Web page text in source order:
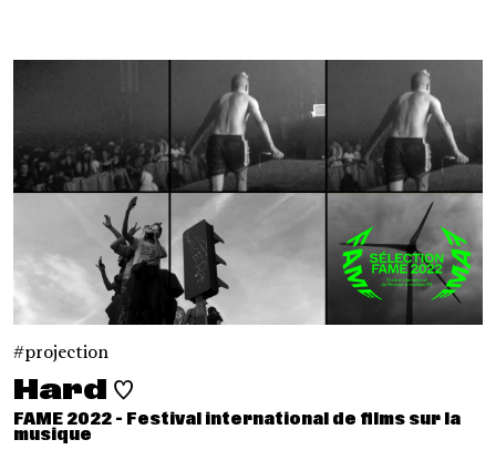
projection
Hard ♡
FAME 2022 - Festival international de films sur la
musique